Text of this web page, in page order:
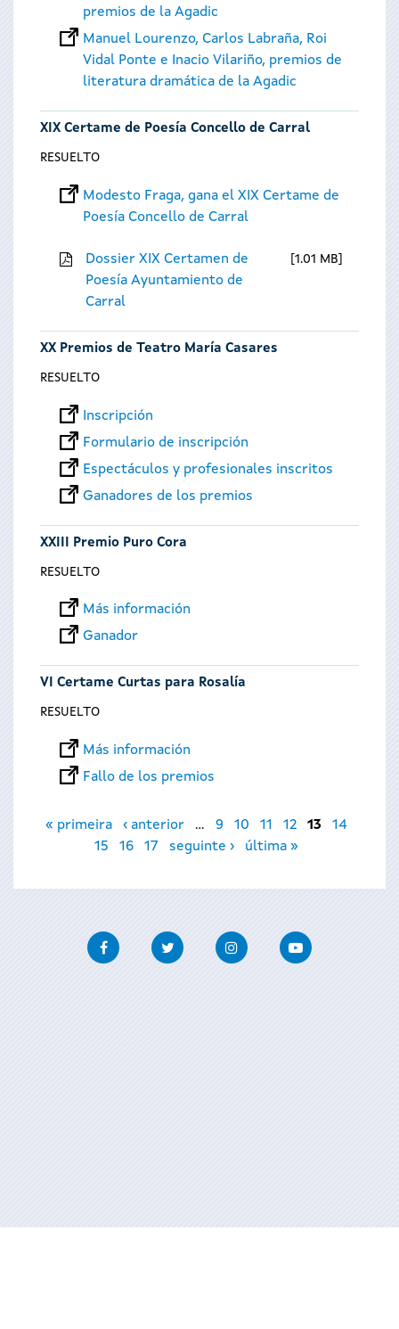
premios de la Agadic
Manuel Lourenzo, Carlos Labraña, Roi
Vidal Ponte e Inacio Vilariño, premios de
literatura dramática de la Agadic
XIX Certame de Poesía Concello de Carral
RESUELTO
Modesto Fraga, gana el XIX Certame de
Poesía Concello de Carral
Dossier XIX Certamen de
Poesía Ayuntamiento de
Carral
1.01 MB
XX Premios de Teatro María Casares
RESUELTO
Inscripción
Formulario de inscripción
Espectáculos y profesionales inscritos
Ganadores de los premios
XXIII Premio Puro Cora
RESUELTO
Más información
Ganador
VI Certame Curtas para Rosalía
RESUELTO
Más información
Fallo de los premios
Páginas
« primeira ‹ anterior … 9 10 11 12 13
14
15
16 17 seguinte › última »
FacebookTwitter InstagramYoutube